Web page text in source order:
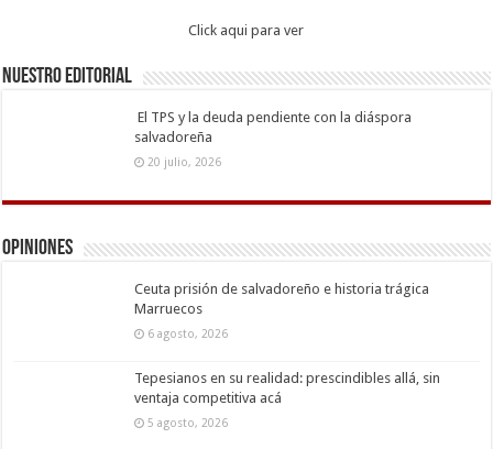
Click aqui para ver
Nuestro Editorial
El TPS y la deuda pendiente con la diáspora
salvadoreña
20 julio, 2026
Opiniones
Ceuta prisión de salvadoreño e historia trágica
Marruecos
6 agosto, 2026
Tepesianos en su realidad: prescindibles allá, sin
ventaja competitiva acá
5 agosto, 2026